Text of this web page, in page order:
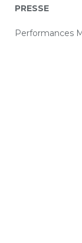
PRESSE
Performances